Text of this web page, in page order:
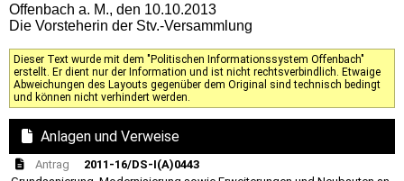
Offenbach a. M., den 10.10.2013
Die Vorsteherin der Stv.-Versammlung
Dieser Text wurde mit dem "Politischen Informationssystem Offenbach"
erstellt. Er dient nur der Information und ist nicht rechtsverbindlich. Etwaige
Abweichungen des Layouts gegenüber dem Original sind technisch bedingt
und können nicht verhindert werden.
Anlagen und Verweise
Antrag
2011-16/DS-I(A)0443